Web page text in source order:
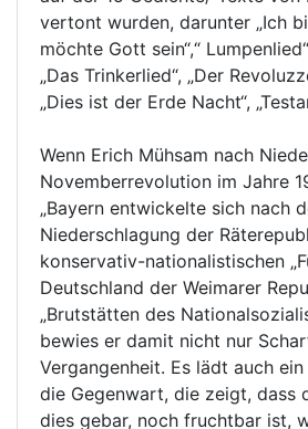
vertont wurden, darunter „Ich
möchte Gott sein“,“
„Das Trinkerlied“, „Der
„Dies ist der Erde Nacht“,
Wenn Erich Mühsam nach
Novemberrevolution im Jahre
„Bayern entwickelte sich nach
Niederschlagung der
konservativ-nationalistischen
Deutschland der Weimarer
„Brutstätten des
bewies er damit nicht nur
Vergangenheit. Es lädt auch
die Gegenwart, die zeigt, dass
dies gebar, noch fruchtbar ist,